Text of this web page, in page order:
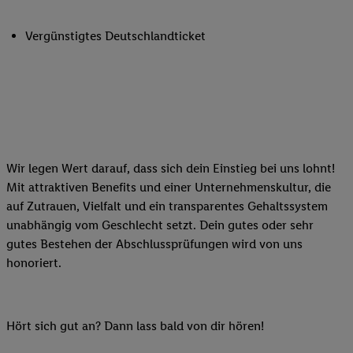
Vergünstigtes Deutschlandticket
Wir legen Wert darauf, dass sich dein Einstieg bei uns lohnt!
Mit attraktiven Benefits und einer Unternehmenskultur, die
auf Zutrauen, Vielfalt und ein transparentes Gehaltssystem
unabhängig vom Geschlecht setzt. Dein gutes oder sehr
gutes Bestehen der Abschlussprüfungen wird von uns
honoriert.
Hört sich gut an? Dann lass bald von dir hören!